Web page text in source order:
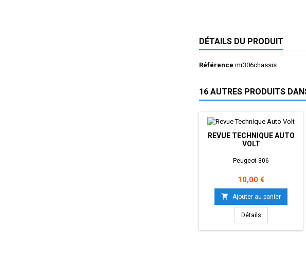
DÉTAILS DU PRODUIT
Référence mr306chassis
16 AUTRES PRODUITS
REVUE TECHNIQUE AUTO
VOLT
Peugeot 306
Prix
10,00 €
 Ajouter au panier
Détails